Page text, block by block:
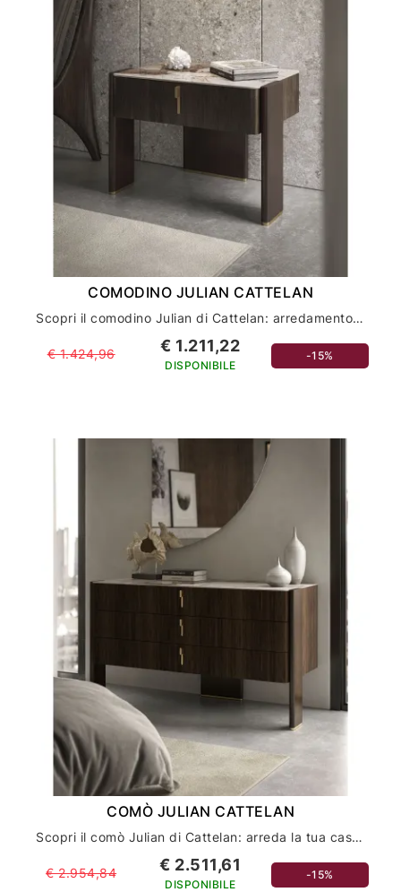
COMODINO JULIAN CATTELAN
Scopri il comodino Julian di Cattelan: arredamento di lusso per la tua casa
€ 1.424,96 € 1.211,22
DISPONIBILE
-15%
COMÒ JULIAN CATTELAN
Scopri il comò Julian di Cattelan: arreda la tua casa con stile ed eleganza
€ 2.954,84 € 2.511,61
DISPONIBILE
-15%